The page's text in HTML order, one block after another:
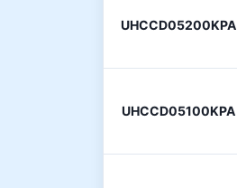
UHCCD05200KPA
UHCCD05100KPA